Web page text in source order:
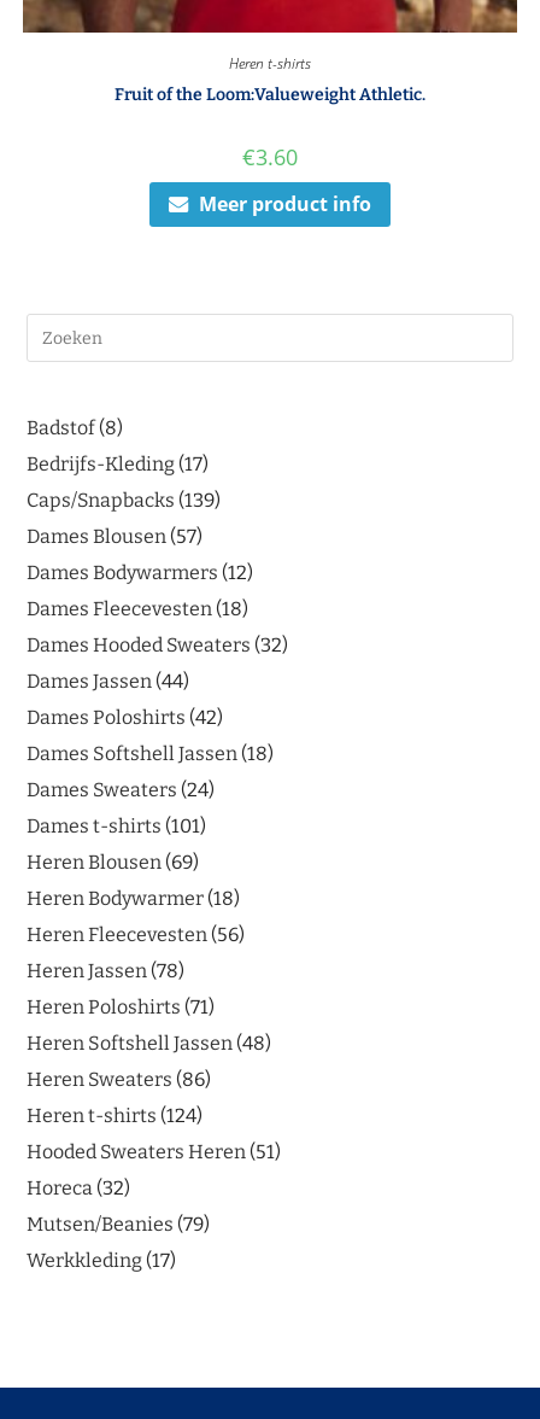
Heren t-shirts
Fruit of the Loom:Valueweight Athletic.
€3.60
Meer product info
Badstof 8
Bedrijfs-Kleding 17
Caps/Snapbacks 139
Dames Blousen 57
Dames Bodywarmers 12
Dames Fleecevesten 18
Dames Hooded Sweaters 32
Dames Jassen 44
Dames Poloshirts 42
Dames Softshell Jassen 18
Dames Sweaters 24
Dames t-shirts 101
Heren Blousen 69
Heren Bodywarmer 18
Heren Fleecevesten 56
Heren Jassen 78
Heren Poloshirts 71
Heren Softshell Jassen 48
Heren Sweaters 86
Heren t-shirts 124
Hooded Sweaters Heren 51
Horeca 32
Mutsen/Beanies 79
Werkkleding 17